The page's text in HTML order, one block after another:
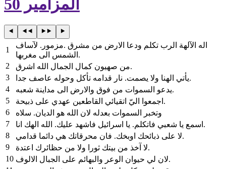
المزامير 50
1
مزمور. لآساف‎. ‎اله الآلهة الرب تكلم ودعا الارض من مشرق
الشمس الى مغربها‎.
2
‎من صهيون كمال الجمال الله اشرق‎.
3
‎يأتي الهنا ولا يصمت. نار قدامه تأكل وحوله عاصف جدا‎.
4
‎يدعو السموات من فوق والارض الى مداينة شعبه‎.
5
‎اجمعوا اليّ اتقيائي القاطعين عهدي على ذبيحة‎.
6
‎وتخبر السموات بعدله لان الله هو الديان. سلاه
7
اسمع يا شعبي فاتكلم. يا اسرائيل فاشهد عليك. الله الهك انا‎.
8
‎لا على ذبائحك اوبخك. فان محرقاتك هي دائما قدامي‎.
9
‎لا آخذ من بيتك ثورا ولا من حظائرك اعتدة‎.
10
‎لان لي حيوان الوعر والبهائم على الجبال الالوف‎.